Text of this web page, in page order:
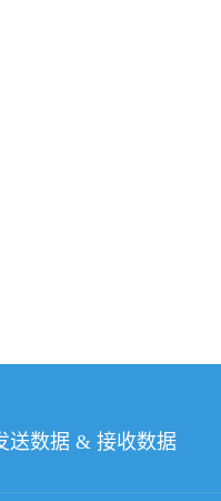
送数据 & 接收数据